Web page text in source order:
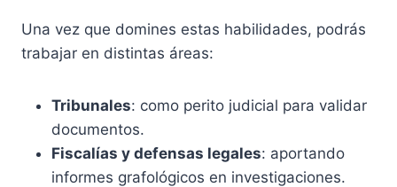
Una vez que domines estas habilidades, podrás
trabajar en distintas áreas:
Tribunales: como perito judicial para validar
documentos.
Fiscalías y defensas legales: aportando
informes grafológicos en investigaciones.